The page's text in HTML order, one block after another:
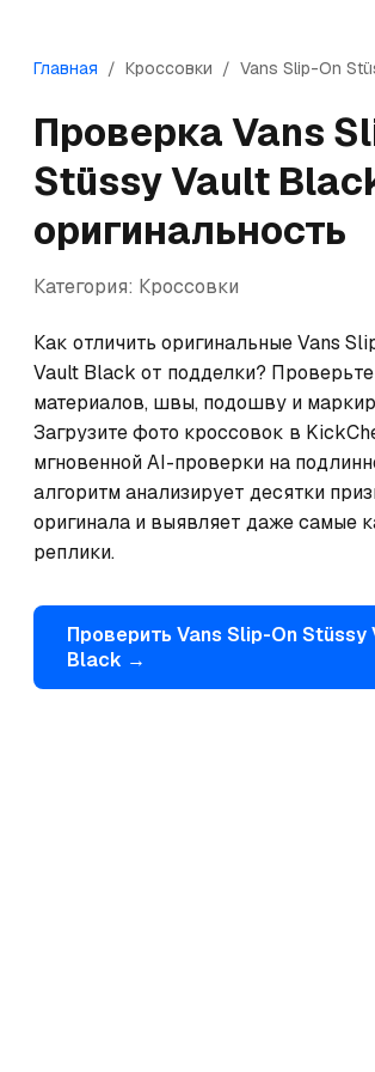
Главная / Кроссовки / Vans Slip-On
ПроверкаVans
Stüssy Vault
оригинальность
Категория: Кроссовки
Как отличить оригинальные Vans
Vault Black от подделки?
материалов, швы, подошву и
Загрузите фото кроссовок в
мгновенной AI-проверки на
алгоритм анализирует десятки
оригинала и выявляет даже самые
реплики.
Проверить Vans Slip-On Stüssy
Black →